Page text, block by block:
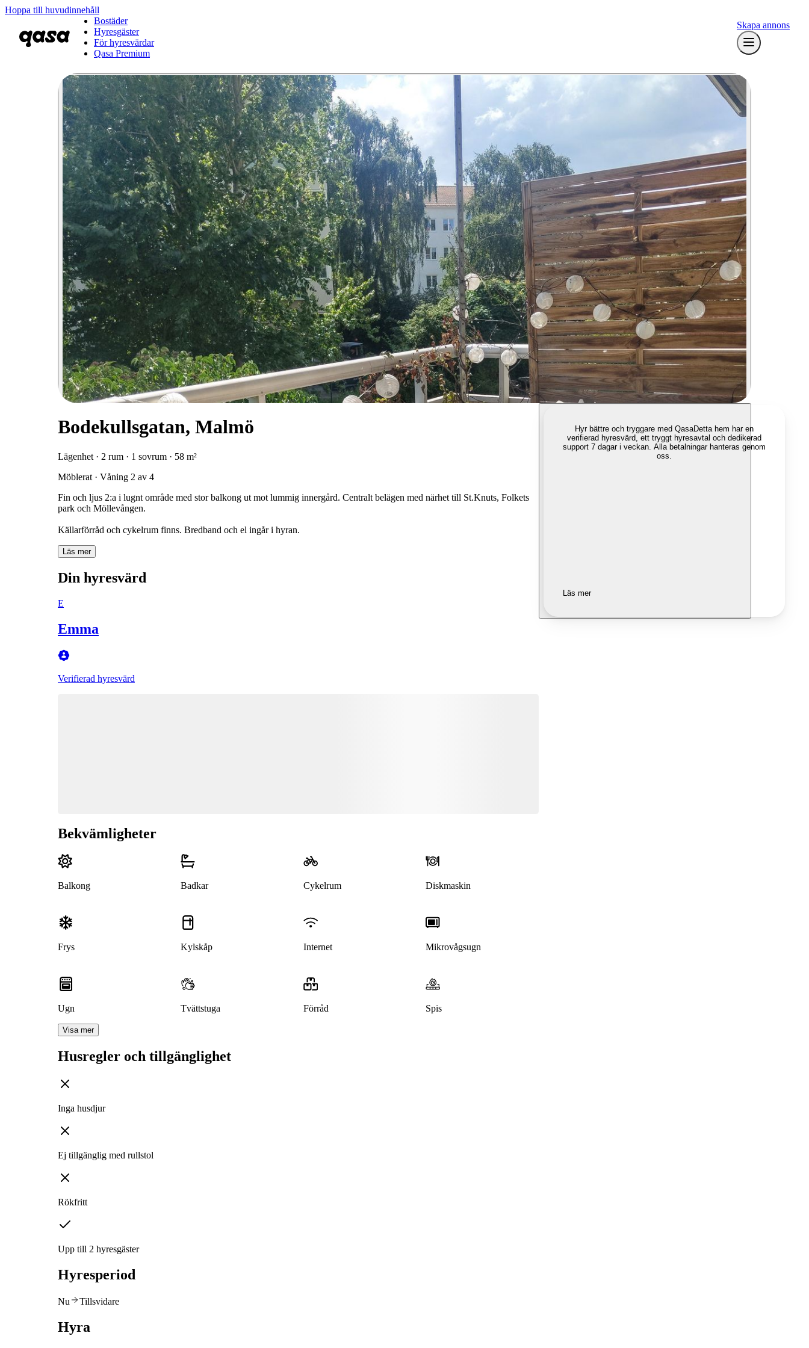
Hoppa till huvudinnehåll
Bostäder
Hyresgäster
För hyresvärdar
Qasa Premium
Skapa annons
Bodekullsgatan, Malmö
Lägenhet · 2 rum · 1 sovrum · 58 m²
Möblerat · Våning 2 av 4
Fin och ljus 2:a i lugnt område med stor balkong ut mot lummig innergård. Centralt belägen med närhet till St.Knuts, Folkets
park och Möllevången.
Källarförråd och cykelrum finns. Bredband och el ingår i hyran.
Läs mer
Din hyresvärd
E
Emma
Verifierad hyresvärd
Bekvämligheter
Balkong Badkar Cykelrum Diskmaskin
Frys Kylskåp Internet Mikrovågsugn
Ugn Tvättstuga Förråd Spis
Visa mer
Husregler och tillgänglighet
Inga husdjur
Ej tillgänglig med rullstol
Rökfritt
Upp till 2 hyresgäster
Hyresperiod
Nu Tillsvidare
Hyra
Hyr bättre och tryggare med QasaDetta hem har en
verifierad hyresvärd, ett tryggt hyresavtal och dedikerad
support 7 dagar i veckan. Alla betalningar hanteras genom
oss.
Läs mer